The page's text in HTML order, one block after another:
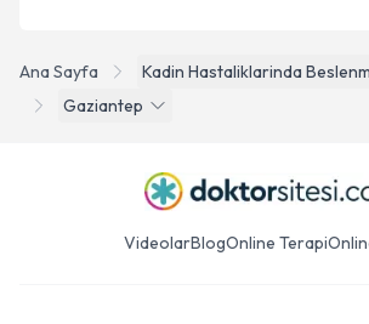
Ana Sayfa
Kadin Hastaliklarinda
Gaziantep
VideolarBlogOnline Terapi